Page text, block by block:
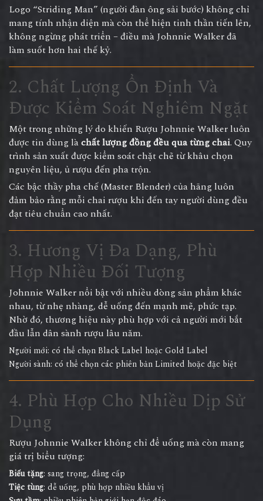
Logo “Striding Man” (người đàn ông sải bước) không chỉ
mang tính nhận diện mà còn thể hiện tinh thần tiến lên,
không ngừng phát triển – điều mà Johnnie Walker đã
làm suốt hơn hai thế kỷ.
2. Chất Lượng Ổn Định Và
Được Kiểm Soát Nghiêm Ngặt
Một trong những lý do khiến Rượu Johnnie Walker luôn
được tin dùng làchất lượng đồng đều qua từng chai. Quy
trình sản xuất được kiểm soát chặt chẽ từ khâu chọn
nguyên liệu, ủ rượu đến pha trộn.
Các bậc thầy pha chế (Master Blender) của hãng luôn
đảm bảo rằng mỗi chai rượu khi đến tay người dùng đều
đạt tiêu chuẩn cao nhất.
3. Hương Vị Đa Dạng, Phù
Hợp Nhiều Đối Tượng
Johnnie Walker nổi bật với nhiều dòng sản phẩm khác
nhau, từ nhẹ nhàng, dễ uống đến mạnh mẽ, phức tạp.
Nhờ đó, thương hiệu này phù hợp với cả người mới bắt
đầu lẫn dân sành rượu lâu năm.
Người mới: có thể chọn Black Label hoặc Gold Label
Người sành: có thể chọn các phiên bản Limited hoặc đặc biệt
4. Phù Hợp Cho Nhiều Dịp Sử
Dụng
Rượu Johnnie Walker không chỉ để uống mà còn mang
giá trị biểu tượng:
Biếu tặng: sang trọng, đẳng cấp
Tiệc tùng: dễ uống, phù hợp nhiều khẩu vị